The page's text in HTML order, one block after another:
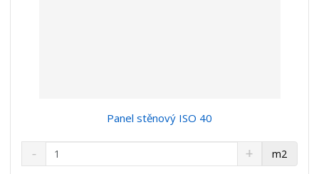
Panel stěnový ISO 40
m
N
a
S
n m2